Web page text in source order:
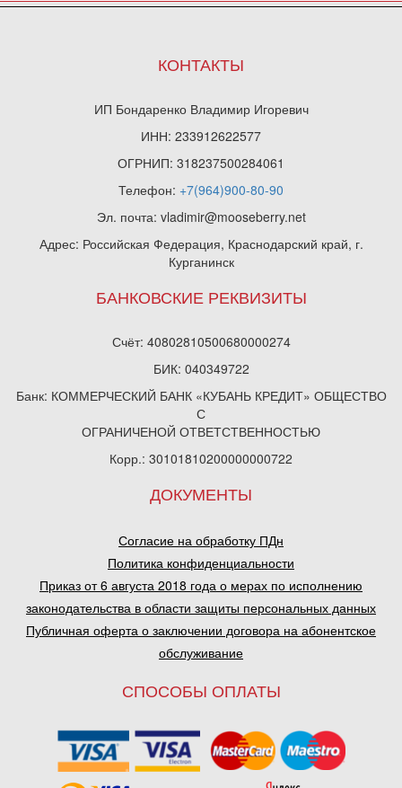
КОНТАКТЫ
ИП Бондаренко Владимир Игоревич
ИНН: 233912622577
ОГРНИП: 318237500284061
Телефон: +7(964)900-80-90
Эл. почта: vladimir@mooseberry.net
Адрес: Российская Федерация, Краснодарский край, г.
Курганинск
БАНКОВСКИЕ РЕКВИЗИТЫ
Счёт: 40802810500680000274
БИК: 040349722
Банк: КОММЕРЧЕСКИЙ БАНК «КУБАНЬ КРЕДИТ» ОБЩЕСТВО
С
ОГРАНИЧЕНОЙ ОТВЕТСТВЕННОСТЬЮ
Корр.: 30101810200000000722
ДОКУМЕНТЫ
Согласие на обработку ПДн
Политика конфиденциальности
Приказ от 6 августа 2018 года о мерах по исполнению
законодательства в области защиты персональных данных
Публичная оферта о заключении договора на абонентское
обслуживание
СПОСОБЫ ОПЛАТЫ